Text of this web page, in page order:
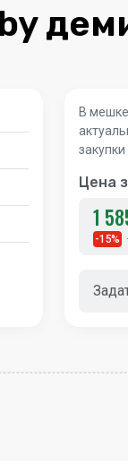
В
Цена
1
-15%